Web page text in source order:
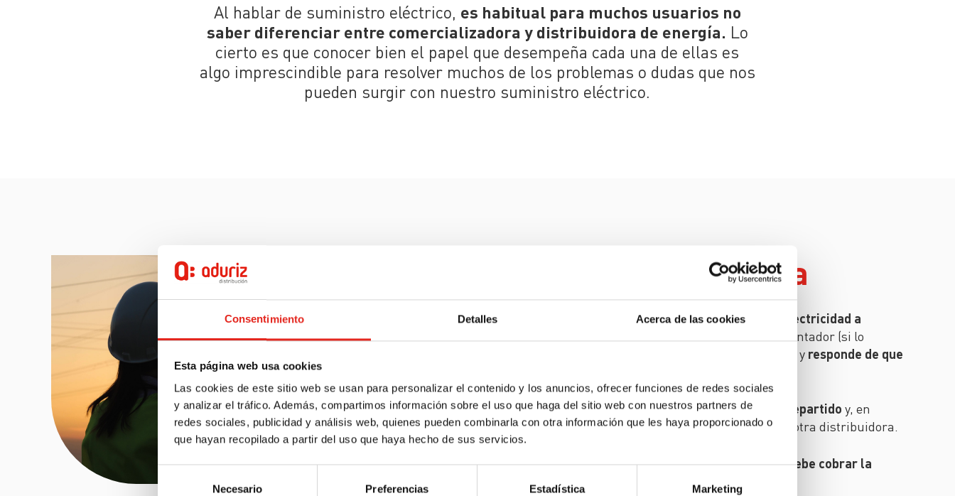
Consentimiento Detalles Acerca de las cookies
Esta página web usa cookies
Las cookies de este sitio web se usan para personalizar el contenido y los anuncios, ofrecer funciones de redes sociales
y analizar el tráfico. Además, compartimos información sobre el uso que haga del sitio web con nuestros partners de
redes sociales, publicidad y análisis web, quienes pueden combinarla con otra información que les haya proporcionado o
que hayan recopilado a partir del uso que haya hecho de sus servicios.
Necesario Preferencias Estadística Marketing
Al hablar de suministro eléctrico, es habitual para muchos usuarios no
saber diferenciar entre comercializadora y distribuidora de energía. Lo
cierto es que conocer bien el papel que desempeña cada una de ellas es
algo imprescindible para resolver muchos de los problemas o dudas que nos
pueden surgir con nuestro suministro eléctrico.
Qué es la distribuidora
La distribuidora es
la que se encarga de llevar la electricidad a
Es decir, tiende los cables, instala el contador (si lo
tenemos en alquiler), es la responsable de la medida y responde de que
La distribuidorano podemos elegirla.El país está repartido y, en
función de donde se resida, se tiene asignada una u otra distribuidora.
El Gobierno y la CNMC se encargan de fijar cuánto debe cobrar la
distribuidora por hacer su trabajo (tarifa de acceso).